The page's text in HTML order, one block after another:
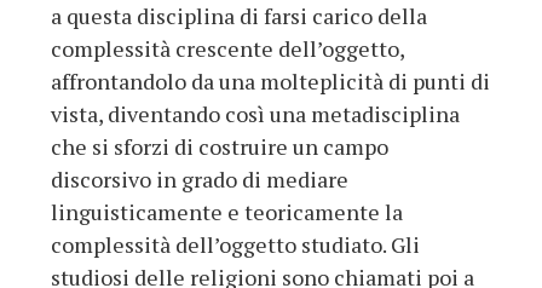
a questa disciplina di farsi carico della
complessità crescente dell’oggetto,
affrontandolo da una molteplicità di punti di
vista, diventando così una metadisciplina
che si sforzi di costruire un campo
discorsivo in grado di mediare
linguisticamente e teoricamente la
complessità dell’oggetto studiato. Gli
studiosi delle religioni sono chiamati poi a